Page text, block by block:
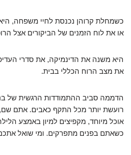
כשמחלת קרוהן נכנסת לחיי משפחה,
או את לוח הזמנים של הביקורים אצל
היא משנה את הדינמיקה, את סדרי
את מצב הרוח הכללי בבית.
הדממה סביב ההתמודדות הרגשית של
רועשת יותר מכל התקף כאבים. אתם שם,
אוכל מיוחד, מקפיצים למיון באמצע
כשאתם בפנים מתפרקים. ומי שואל